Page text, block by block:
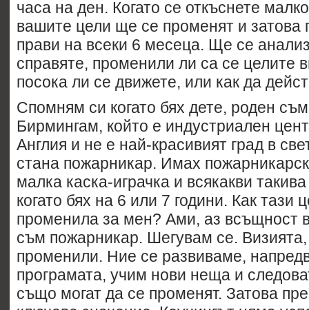
часа на ден. Когато се откъснете
вашите цели ще се променят и затова
прави на всеки 6 месеца. Ще се
справяте, променили ли са се целите
посока ли се движете, или как да
Спомням си когато бях дете, роден
Бирмингам, който е индустриален
Англия и не е най-красивият град в
стана пожарникар. Имах
малка каска-играчка и всякакви
когато бях на 6 или 7 години. Как тази
променила за мен? Ами, аз всъщност
съм пожарникар. Шегувам се.
променили. Ние се развиваме,
програмата, учим нови неща и
също могат да се променят. Затова